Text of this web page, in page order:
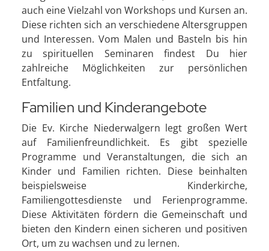
auch eine Vielzahl von Workshops und Kursen an.
Diese richten sich an verschiedene Altersgruppen
und Interessen. Vom Malen und Basteln bis hin
zu spirituellen Seminaren findest Du hier
zahlreiche Möglichkeiten zur persönlichen
Entfaltung.
Familien und Kinderangebote
Die Ev. Kirche Niederwalgern legt großen Wert
auf Familienfreundlichkeit. Es gibt spezielle
Programme und Veranstaltungen, die sich an
Kinder und Familien richten. Diese beinhalten
beispielsweise Kinderkirche,
Familiengottesdienste und Ferienprogramme.
Diese Aktivitäten fördern die Gemeinschaft und
bieten den Kindern einen sicheren und positiven
Ort, um zu wachsen und zu lernen.